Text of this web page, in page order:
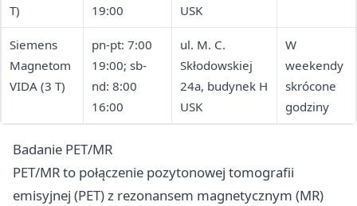
T) 19:00 USK
Siemens
Magnetom
VIDA (3 T)
pn-pt: 7:00
19:00; sb-
nd: 8:00
16:00
ul. M. C.
Skłodowskiej
24a, budynek H
USK
W
weekendy
skrócone
godziny
Badanie PET/MR
PET/MR to połączenie pozytonowej tomografii
emisyjnej (PET) z rezonansem magnetycznym (MR)